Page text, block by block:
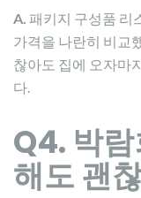
A. 패키지 구성품 리
가격을 나란히 비교
찮아도 집에 오자마
다.
Q4. 박
해도 괜